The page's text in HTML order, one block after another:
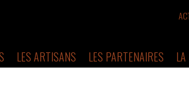
LES ARTISANS LES PARTENAIRES